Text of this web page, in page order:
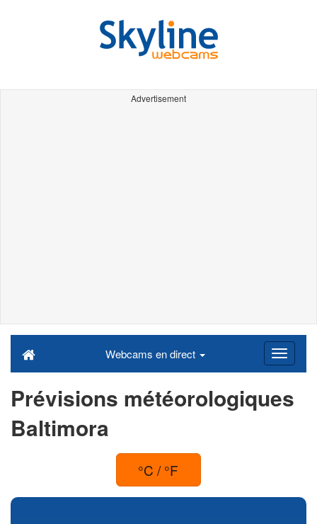
Advertisement
Webcams en direct
Prévisions météorologiques
Baltimora
°C / °F